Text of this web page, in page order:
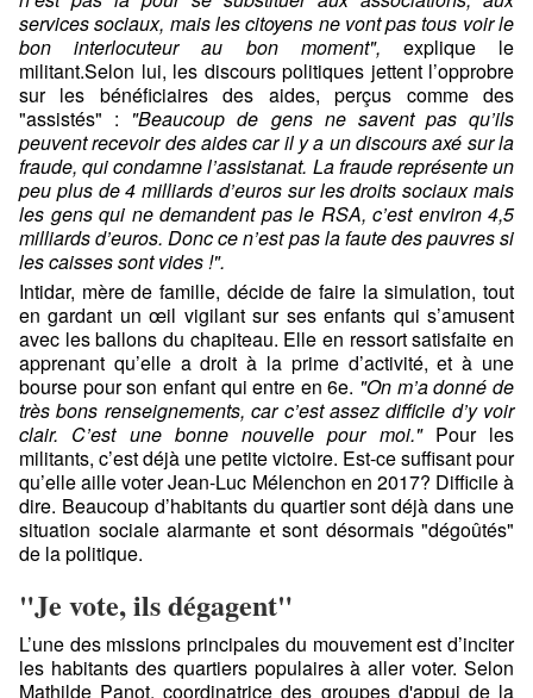
services sociaux, mais les citoyens ne vont pas tous voir le
bon interlocuteur au bon moment", explique le
militant.Selon lui, les discours politiques jettent l’opprobre
sur les bénéficiaires des aides, perçus comme des
"assistés" : "Beaucoup de gens ne savent pas qu’ils
peuvent recevoir des aides car il y a un discours axé sur la
fraude, qui condamne l’assistanat. La fraude représente un
peu plus de 4 milliards d’euros sur les droits sociaux mais
les gens qui ne demandent pas le RSA, c’est environ 4,5
milliards d’euros. Donc ce n’est pas la faute des pauvres si
les caisses sont vides !".
Intidar, mère de famille, décide de faire la simulation, tout
en gardant un œil vigilant sur ses enfants qui s’amusent
avec les ballons du chapiteau. Elle en ressort satisfaite en
apprenant qu’elle a droit à la prime d’activité, et à une
bourse pour son enfant qui entre en 6e. "On m’a donné de
très bons renseignements, car c’est assez difficile d’y voir
clair. C’est une bonne nouvelle pour moi." Pour les
militants, c’est déjà une petite victoire. Est-ce suffisant pour
qu’elle aille voter Jean-Luc Mélenchon en 2017? Difficile à
dire. Beaucoup d’habitants du quartier sont déjà dans une
situation sociale alarmante et sont désormais "dégoûtés"
de la politique.
"Je vote, ils dégagent"
L’une des missions principales du mouvement est d’inciter
les habitants des quartiers populaires à aller voter. Selon
Mathilde Panot, coordinatrice des groupes d'appui de la